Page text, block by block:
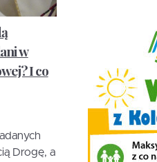
w
I co
Drogę, a